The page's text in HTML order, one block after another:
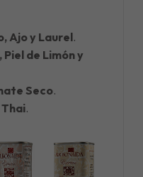
Ajo y Laurel.
de Limón y
Seco.
.